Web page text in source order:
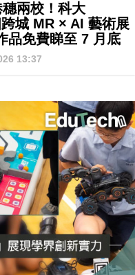
兩校！科大
跨城 MR × AI 藝術展
免費睇至 7 月底
13:37